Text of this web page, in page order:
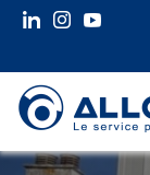
INSTAGRAM
INSTAGRAM